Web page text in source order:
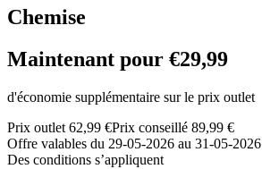
Chemise
Maintenant pour €29,99
d'économie supplémentaire sur le prix outlet
Prix outlet 62,99 €Prix conseillé 89,99 €
Offre valables du 29-05-2026 au 31-05-2026
Des conditions s’appliquent